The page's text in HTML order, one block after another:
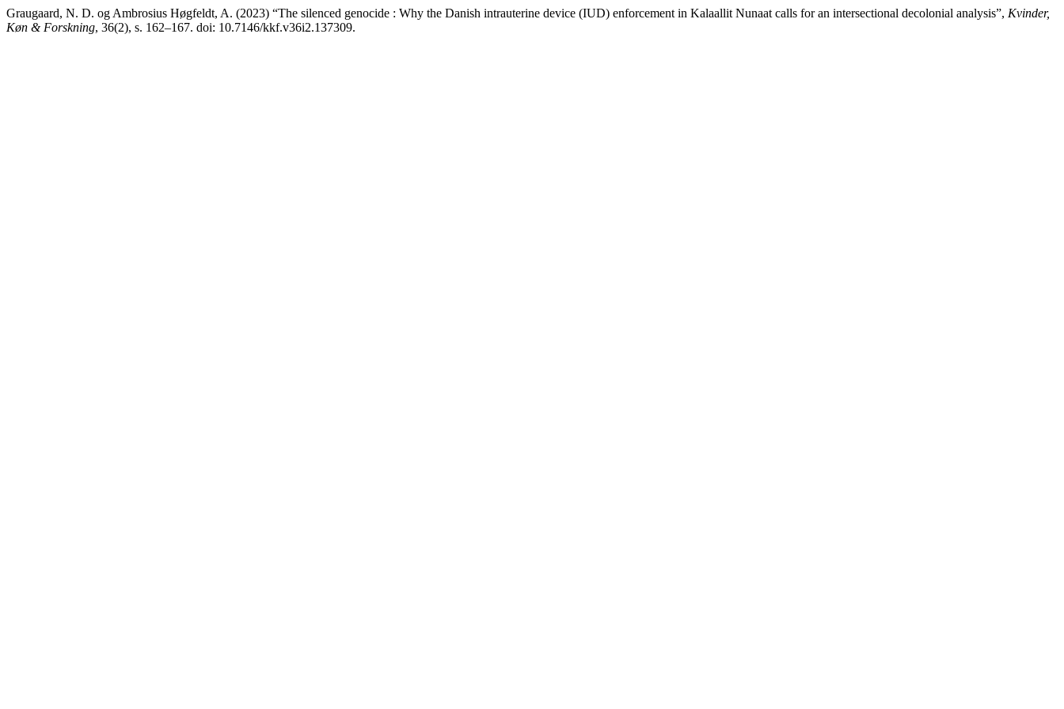
Graugaard, N. D. og Ambrosius Høgfeldt, A. (2023) “The silenced genocide : Why the Danish intrauterine device (IUD) enforcement in Kalaallit Nunaat calls for an intersectional decolonial analysis”, Kvinder,
Køn & Forskning, 36(2), s. 162–167. doi: 10.7146/kkf.v36i2.137309.